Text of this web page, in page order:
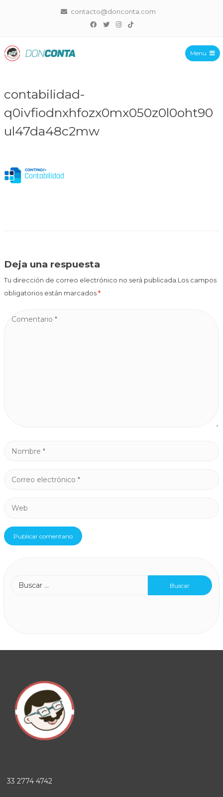
contacto@donconta.com
Menu
contabilidad-
q0ivfiodnxhfozx0mx050z0l0oht90
ul47da48c2mw
Deja una respuesta
Tu dirección de correo electrónico no será publicada.Los campos
obligatorios están marcados*
33 2774 4742